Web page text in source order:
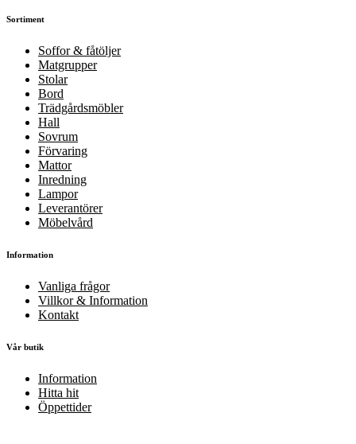
Sortiment
Soffor & fåtöljer
Matgrupper
Stolar
Bord
Trädgårdsmöbler
Hall
Sovrum
Förvaring
Mattor
Inredning
Lampor
Leverantörer
Möbelvård
Information
Vanliga frågor
Villkor & Information
Kontakt
Vår butik
Information
Hitta hit
Öppettider